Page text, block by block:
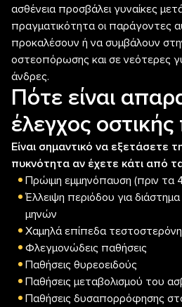
ασθένεια προσβάλει γυναίκες
πραγματικότητα οι παράγοντες
προκαλέσουν ή να συμβάλουν
οστεοπόρωσης και σε νεότερες
άνδρες.
Πότε είναι
έλεγχος
Είναι σημαντικό να εξετάσετε
πυκνότητα αν έχετε κάτι από
Πρώιμη εμμηνόπαυση (πριν τα
Έλλειψη περιόδου για
μηνών
Χαμηλά επίπεδα
Φλεγμονώδεις παθήσεις
Παθήσεις θυρεοειδούς
Παθήσεις μεταβολισμού του
Παθήσεις δυσαπορρόφησης